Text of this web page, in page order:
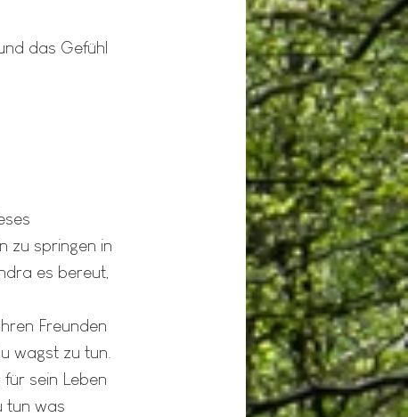
das Gefühl
zu springen in
es bereut,
Freunden
wagst zu tun.
sein Leben
tun was